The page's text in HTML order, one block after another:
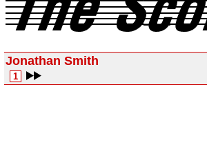
Jonathan Smith
1